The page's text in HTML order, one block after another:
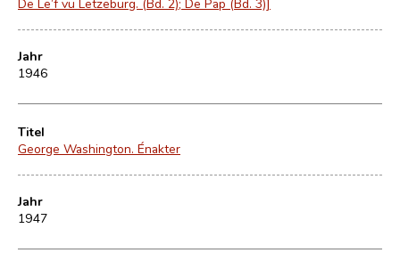
Jahr
1946
Titel
George Washington. Énakter
Jahr
1947